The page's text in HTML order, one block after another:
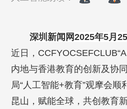
深圳新闻网2025年5月
近日，
内地与香港教育的创新及协
局“人工智能+教育”观摩会顺
昆山，赋能全球，共创教育